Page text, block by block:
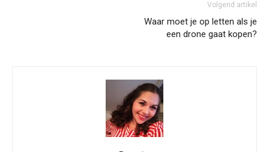
Volgend artikel
Waar moet je op letten als je
een drone gaat kopen?